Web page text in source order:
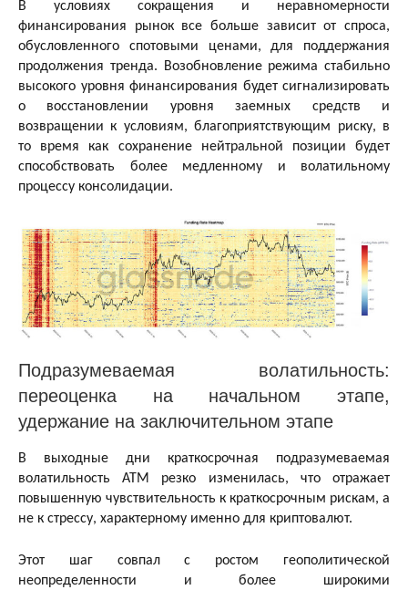
В условиях сокращения и неравномерности
финансирования рынок все больше зависит от спроса,
обусловленного спотовыми ценами, для поддержания
продолжения тренда. Возобновление режима стабильно
высокого уровня финансирования будет сигнализировать
о восстановлении уровня заемных средств и
возвращении к условиям, благоприятствующим риску, в
то время как сохранение нейтральной позиции будет
способствовать более медленному и волатильному
процессу консолидации.
Подразумеваемая волатильность:
переоценка на начальном этапе,
удержание на заключительном этапе
В выходные дни краткосрочная подразумеваемая
волатильность ATM резко изменилась, что отражает
повышенную чувствительность к краткосрочным рискам, а
не к стрессу, характерному именно для криптовалют.
Этот шаг совпал с ростом геополитической
неопределенности и более широкими